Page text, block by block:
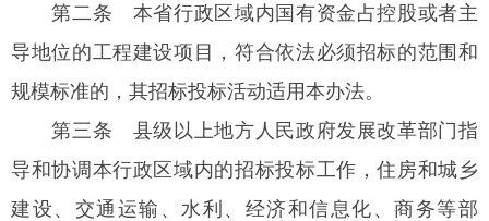
第二条 本省行政区域内国有资金占控股或者主
导地位的工程建设项目，符合依法必须招标的范围和
规模标准的，其招标投标活动适用本办法。
第三条 县级以上地方人民政府发展改革部门指
导和协调本行政区域内的招标投标工作，住房和城乡
建设、交通运输、水利、经济和信息化、商务等部